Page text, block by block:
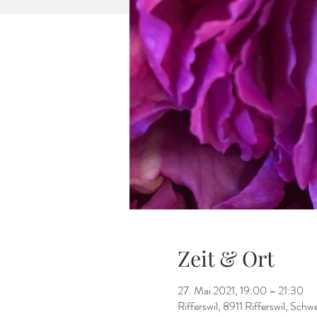
Zeit & Ort
27. Mai 2021, 19:00 – 21:30
Rifferswil, 8911 Rifferswil,